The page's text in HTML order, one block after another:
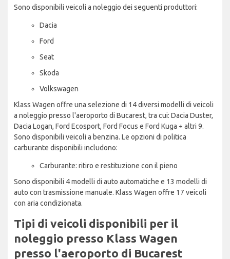
Sono disponibili veicoli a noleggio dei seguenti produttori:
Dacia
Ford
Seat
Skoda
Volkswagen
Klass Wagen offre una selezione di 14 diversi modelli di veicoli
a noleggio presso l'aeroporto di Bucarest, tra cui: Dacia Duster,
Dacia Logan, Ford Ecosport, Ford Focus e Ford Kuga + altri 9.
Sono disponibili veicoli a benzina. Le opzioni di politica
carburante disponibili includono:
Carburante: ritiro e restituzione con il pieno
Sono disponibili 4 modelli di auto automatiche e 13 modelli di
auto con trasmissione manuale. Klass Wagen offre 17 veicoli
con aria condizionata.
Tipi di veicoli disponibili per il
noleggio presso Klass Wagen
presso l'aeroporto di Bucarest